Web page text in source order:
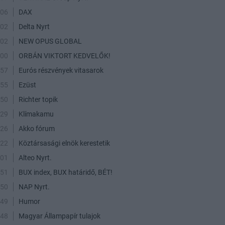
DAX
Delta Nyrt
NEW OPUS GLOBAL
ORBÁN VIKTORT KEDVELŐK!
Eurós részvények vitasarok
Ezüst
Richter topik
Klímakamu
Akko fórum
Köztársasági elnök kerestetik
Alteo Nyrt.
BUX index, BUX határidő, BÉT!
NAP Nyrt.
Humor
Magyar Állampapír tulajok